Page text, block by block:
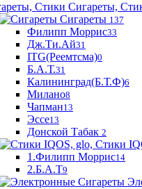
Сигареты,
Сигареты 137
Филипп Моррис33
Дж.Ти.Ай31
ITG(Реемтсма)0
Б.А.Т.31
Калининград(Б.Т.Ф)6
Милано8
Чапман13
Эссе13
Донской Табак 2
Стики
1.Филипп Моррис14
2.Б.А.Т9